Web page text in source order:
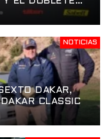
DE LA USF2000
NOTICIAS
DAKAR,
CLASSIC